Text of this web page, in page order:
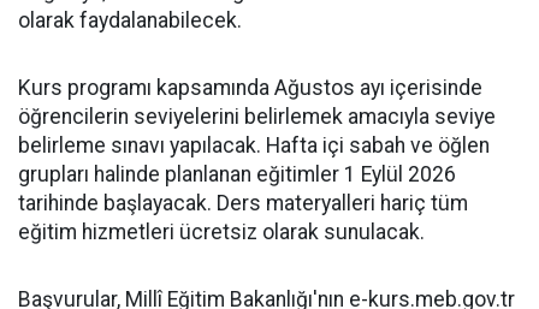
olarak faydalanabilecek.
Kurs programı kapsamında Ağustos ayı içerisinde
öğrencilerin seviyelerini belirlemek amacıyla seviye
belirleme sınavı yapılacak. Hafta içi sabah ve öğlen
grupları halinde planlanan eğitimler 1 Eylül 2026
tarihinde başlayacak. Ders materyalleri hariç tüm
eğitim hizmetleri ücretsiz olarak sunulacak.
Başvurular, Millî Eğitim Bakanlığı'nın e-kurs.meb.gov.tr